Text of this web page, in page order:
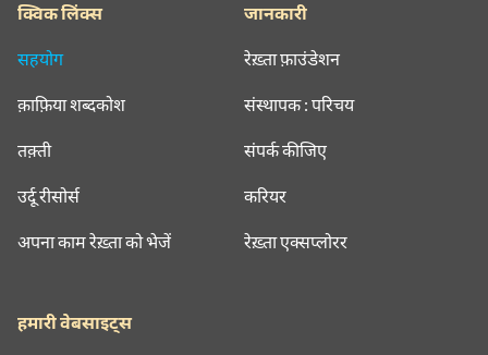
क्विक लिंक्स
सहयोग
क़ाफ़िया शब्दकोश
तक़्ती
उर्दू रीसोर्स
अपना काम रेख़्ता को भेजें
जानकारी
रेख़्ता फ़ाउंडेशन
संस्थापक : परिचय
संपर्क कीजिए
करियर
रेख़्ता एक्सप्लोरर
हमारी वेबसाइट्स